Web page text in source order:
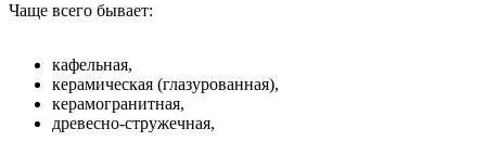
Чаще всего бывает:
кафельная,
керамическая (глазурованная),
керамогранитная,
древесно-стружечная,